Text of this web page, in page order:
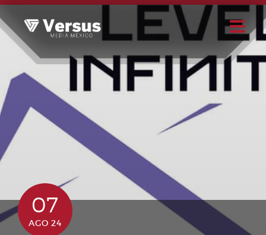
Skip
to
content
Buscar
Usuario
07
AGO 24